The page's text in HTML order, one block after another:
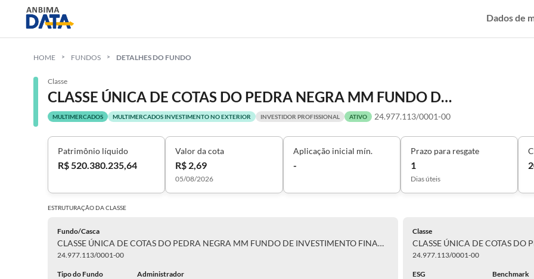
Dados de
HOME FUNDOS DETALHES DO FUNDO
Classe
CLASSE ÚNICA DE COTAS DO PEDRA NEGRA MM FUNDO DE INVESTIMENTO FINANCEIRO MULTIMERCADO CRÉDITO PRIVADO RESPONSABILIDADE LIMITADA
MULTIMERCADOS MULTIMERCADOS INVESTIMENTO NO EXTERIOR INVESTIDOR PROFISSIONAL ATIVO 24.977.113/0001-00
Patrimônio líquido
R$ 520.380.235,64
Valor da cota
R$ 2,69
05/08/2026
Aplicação inicial mín.
-
Prazo para resgate
1
Dias úteis
ESTRUTURAÇÃO DACLASSE
Fundo/Casca
CLASSE ÚNICA DE COTAS DO PEDRA NEGRA MM FUNDO DE INVESTIMENTO FINANCEIRO MULTIMERCADO CRÉDITO PRIVADO RESPONSABILIDADE LIMITADA
24.977.113/0001-00
Tipo do Fundo Administrador
Classe
24.977.113/0001-00
ESG Benchmark